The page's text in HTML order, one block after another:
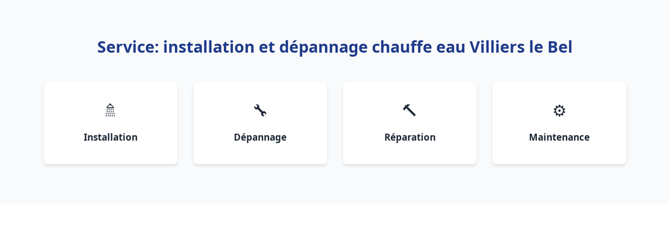
Service: installation et dépannage chauffe eau Villiers le Bel
🚿
Installation
🔧
Dépannage
🔨
Réparation
⚙️
Maintenance